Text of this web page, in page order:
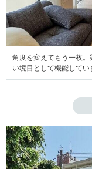
角度を変えてもう一枚
い境目として機能してい